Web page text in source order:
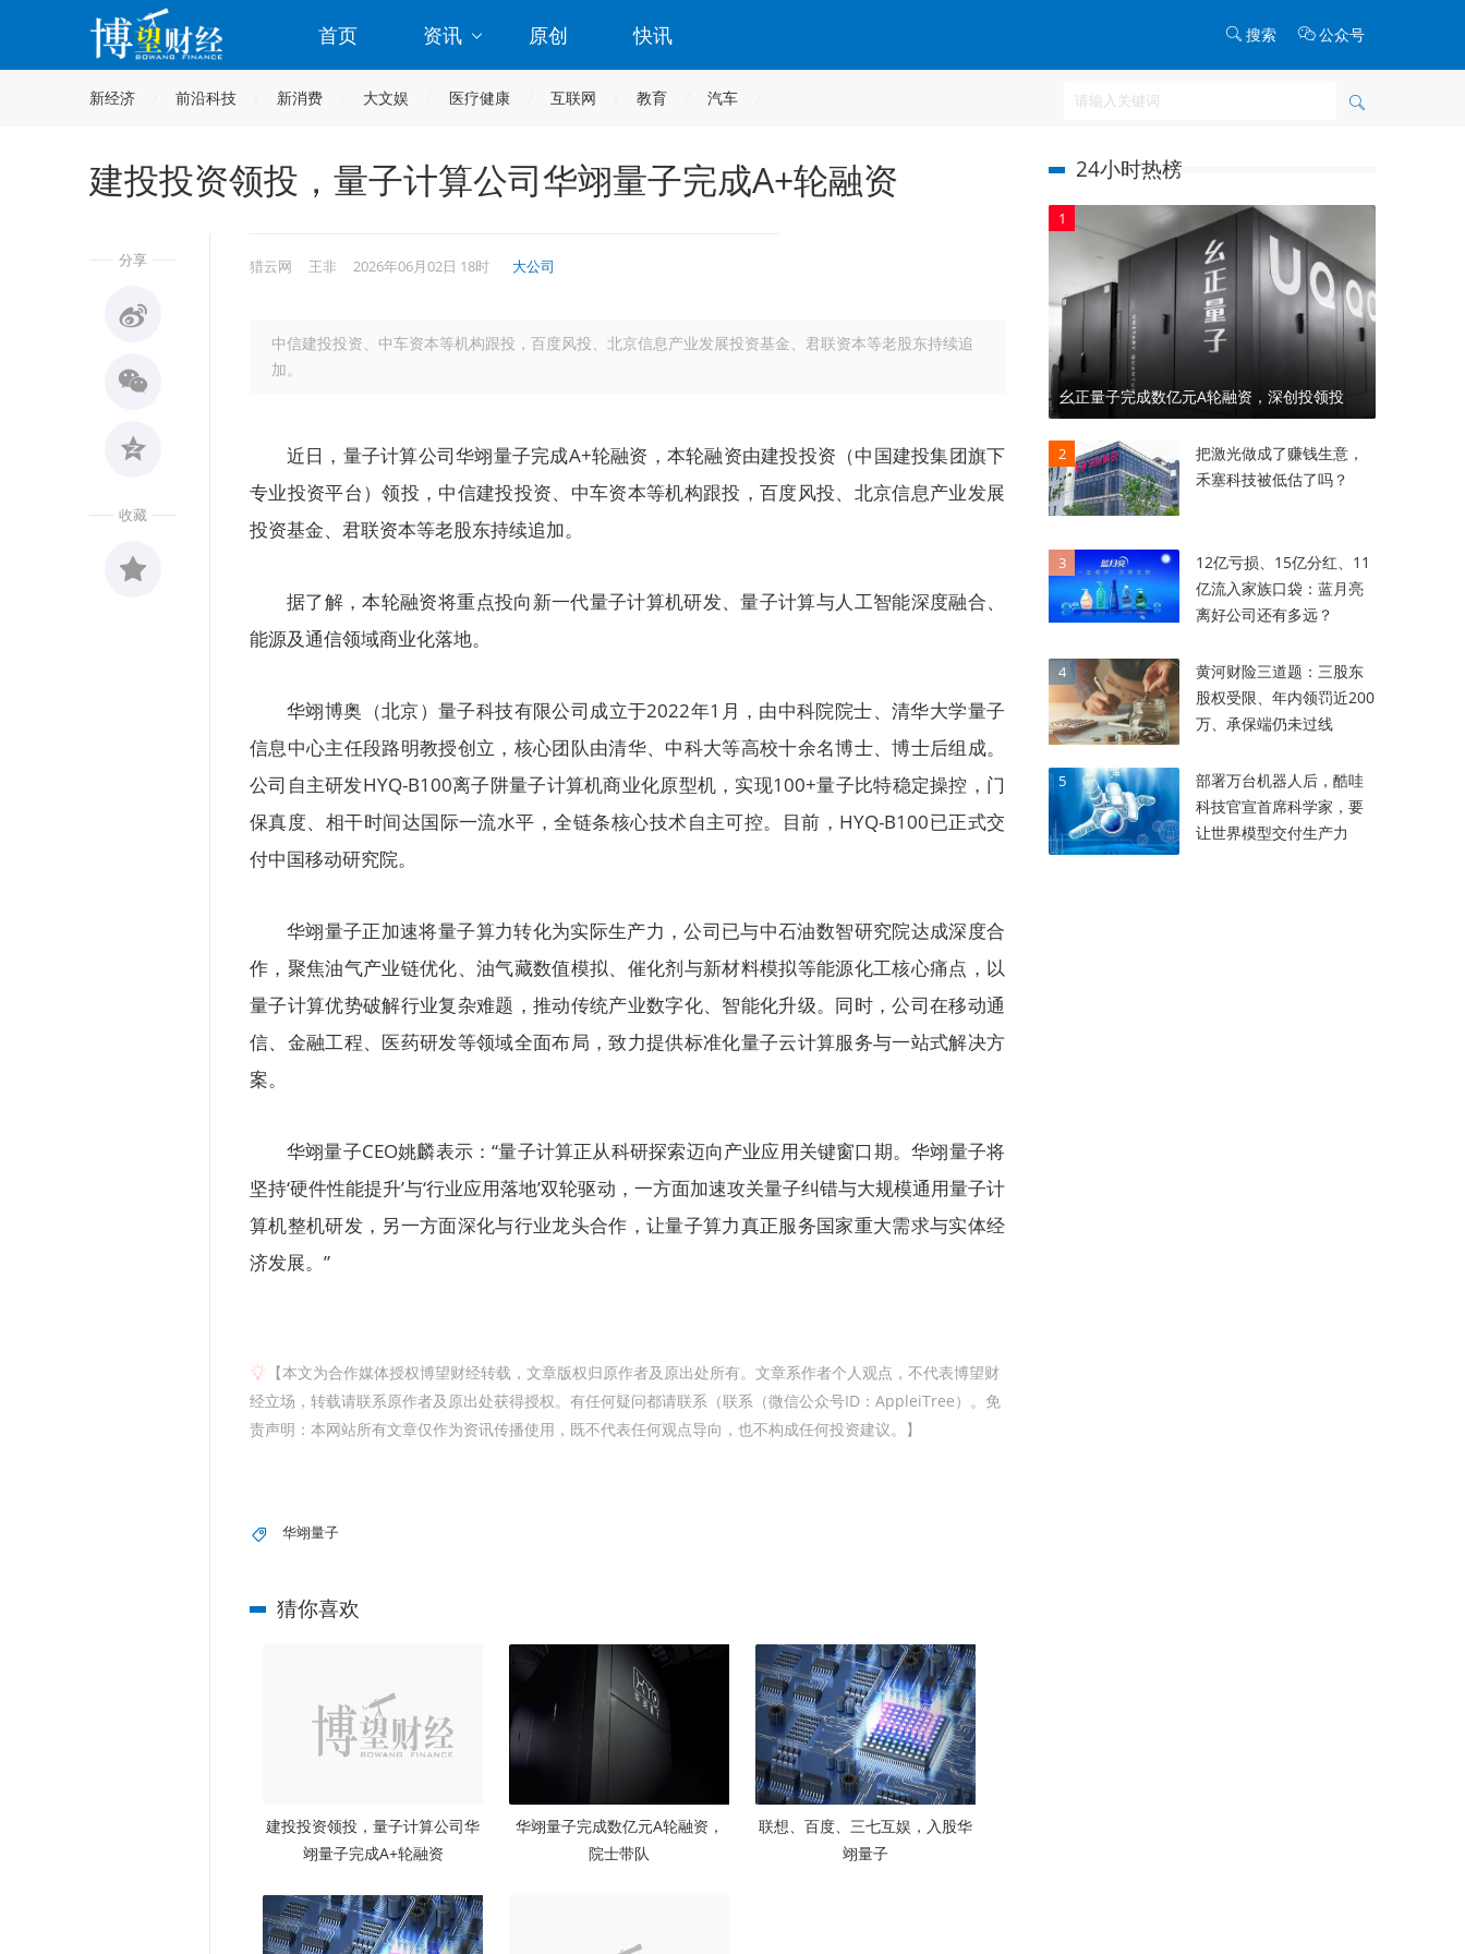
首页 资讯 原创 快讯 搜索 公众号
新经济 前沿科技 新消费 大文娱 医疗健康 互联网 教育 汽车
建投投资领投，量子计算公司华翊量子完成A+轮融资
分享
收藏
猎云网 王非 2026年06月02日 18时 大公司
中信建投投资、中车资本等机构跟投，百度风投、北京信息产业发展投资基金、君联资本等老股东持续追
加。
近日，量子计算公司华翊量子完成A+轮融资，本轮融资由建投投资（中国建投集团旗下
专业投资平台）领投，中信建投投资、中车资本等机构跟投，百度风投、北京信息产业发展
投资基金、君联资本等老股东持续追加。
据了解，本轮融资将重点投向新一代量子计算机研发、量子计算与人工智能深度融合、
能源及通信领域商业化落地。
华翊博奥（北京）量子科技有限公司成立于2022年1月，由中科院院士、清华大学量子
信息中心主任段路明教授创立，核心团队由清华、中科大等高校十余名博士、博士后组成。
公司自主研发HYQ-B100离子阱量子计算机商业化原型机，实现100+量子比特稳定操控，门
保真度、相干时间达国际一流水平，全链条核心技术自主可控。目前，HYQ-B100已正式交
付中国移动研究院。
华翊量子正加速将量子算力转化为实际生产力，公司已与中石油数智研究院达成深度合
作，聚焦油气产业链优化、油气藏数值模拟、催化剂与新材料模拟等能源化工核心痛点，以
量子计算优势破解行业复杂难题，推动传统产业数字化、智能化升级。同时，公司在移动通
信、金融工程、医药研发等领域全面布局，致力提供标准化量子云计算服务与一站式解决方
案。
华翊量子CEO姚麟表示：“量子计算正从科研探索迈向产业应用关键窗口期。华翊量子将
坚持‘硬件性能提升’与‘行业应用落地’双轮驱动，一方面加速攻关量子纠错与大规模通用量子计
算机整机研发，另一方面深化与行业龙头合作，让量子算力真正服务国家重大需求与实体经
济发展。”
【本文为合作媒体授权博望财经转载，文章版权归原作者及原出处所有。文章系作者个人观点，不代表博望财
经立场，转载请联系原作者及原出处获得授权。有任何疑问都请联系（联系（微信公众号ID：AppleiTree）。免
责声明：本网站所有文章仅作为资讯传播使用，既不代表任何观点导向，也不构成任何投资建议。】
华翊量子
猜你喜欢
建投投资领投，量子计算公司华
翊量子完成A+轮融资
华翊量子完成数亿元A轮融资，
院士带队
联想、百度、三七互娱，入股华
翊量子
24小时热榜
1
幺正量子完成数亿元A轮融资，深创投领投
2
把激光做成了赚钱生意，
禾塞科技被低估了吗？
3
12亿亏损、15亿分红、11
亿流入家族口袋：蓝月亮
离好公司还有多远？
4
黄河财险三道题：三股东
股权受限、年内领罚近200
万、承保端仍未过线
5
部署万台机器人后，酷哇
科技官宣首席科学家，要
让世界模型交付生产力